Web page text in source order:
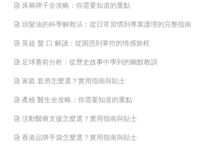
床褥牌子全攻略：你需要知道的重點
頭髮油的科學解救法：從日常習慣到專業護理的完整指南
英超 盤 口 解讀：從困惑到掌控的情感旅程
足球賽前分析：從歷史故事中學到的幽默教訓
家庭 套房怎麼選？實用指南與貼士
產檢 醫生全攻略：你需要知道的重點
活動醫療支援怎麼選？實用指南與貼士
香港品牌手袋怎麼選？實用指南與貼士